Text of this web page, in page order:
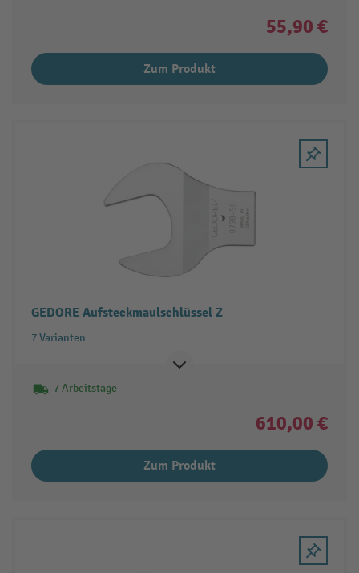
55,90 €
Zum Produkt
GEDORE Aufsteckmaulschlüssel Z
7 Varianten
7 Arbeitstage
610,00 €
Zum Produkt